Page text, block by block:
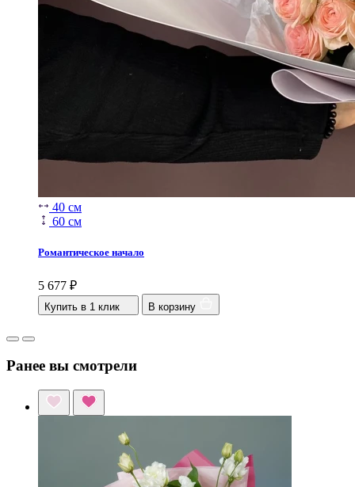
40 см
60 см
Романтическое начало
5 677 ₽
Купить в 1 клик В корзину
Ранее вы смотрели